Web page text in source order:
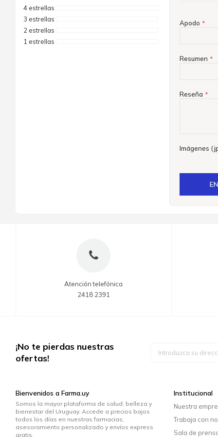
4 estrellas
3 estrellas
2 estrellas
1 estrellas
Apodo
Resumen
Reseña
Imágenes
Atención telefónica
2418 2391
¡No te pierdas nuestras
ofertas!
Bienvenidos a Farma.uy
Somos la mayor plataforma de salud, belleza y
bienestar del Uruguay. Accede a precios bajos
todos los días en nuestras farmacias,
asesoramiento personalizado y envíos express
gratis.
Institucional
Nuestra
Trabaja con
Sala de